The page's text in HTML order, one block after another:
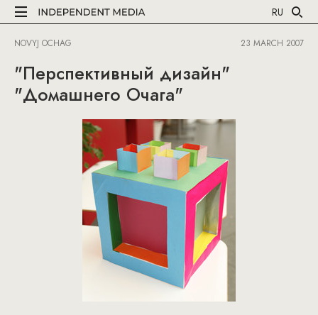
RU
NOVYJ OCHAG 23 MARCH 2007
"Перспективный дизайн"
"Домашнего Очага"